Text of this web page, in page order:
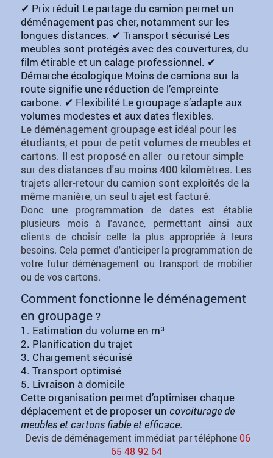
✔ Prix réduit Le partage du camion permet un
déménagement pas cher, notamment sur les
longues distances. ✔ Transport sécurisé Les
meubles sont protégés avec des couvertures, du
film étirable et un calage professionnel. ✔
Démarche écologique Moins de camions sur la
route signifie une réduction de l’empreinte
carbone. ✔ Flexibilité Le groupage s’adapte aux
volumes modestes et aux dates flexibles.
Le déménagement groupage est idéal pour les
étudiants, et pour de petit volumes de meubles et
cartons. Il est proposé en aller ou retour simple
sur des distances d'au moins 400 kilomètres. Les
trajets aller-retour du camion sont exploités de la
même manière, un seul trajet est facturé.
Donc une programmation de dates est établie
plusieurs mois à l'avance, permettant ainsi aux
clients de choisir celle la plus appropriée à leurs
besoins. Cela permet d'anticiper la programmation de
votre futur déménagement ou transport de mobilier
ou de vos cartons.
Comment fonctionne le déménagement
en groupage ?
1. Estimation du volume en m³
2. Planification du trajet
3. Chargement sécurisé
4. Transport optimisé
5. Livraison à domicile
Cette organisation permet d’optimiser chaque
déplacement et de proposer un covoiturage de
meubles et cartons fiable et efficace.
Devis de déménagement immédiat par téléphone 06
65 48 92 64